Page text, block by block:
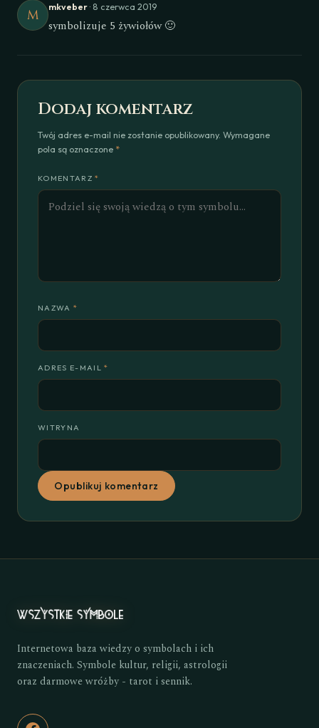
M mkveber· 8 czerwca 2019
symbolizuje 5 żywiołów 🙂
Dodaj komentarz
Twój adres e-mail nie zostanie opublikowany. Wymagane
pola są oznaczone *
KOMENTARZ*
NAZWA *
ADRES E-MAIL*
WITRYNA
Opublikuj komentarz
Internetowa baza wiedzy o symbolach i ich
znaczeniach. Symbole kultur, religii, astrologii
oraz darmowe wróżby - tarot i sennik.